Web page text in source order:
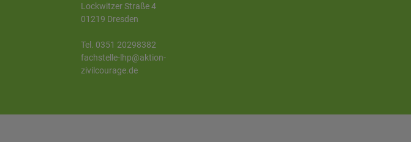
Lockwitzer Straße 4
01219 Dresden
Tel. 0351 20298382
fachstelle-lhp@aktion-
zivilcourage.de